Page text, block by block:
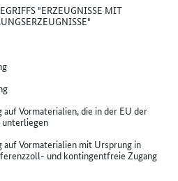
"ERZEUGNISSE MIT
auf Vormaterialien, die in der EU der
auf Vormaterialien mit Ursprung in
und kontingentfreie Zugang